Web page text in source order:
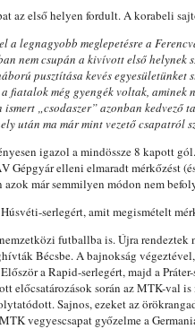
az első helyen fordult. A korabeli
a legnagyobb meglepetésre a
nem csupán a kivívott első helynek
pusztítása kevés egyesületünket
fiatalok még gyengék voltak, aminek
„csodaszer” azonban
után ma már mint vezető csapatról
igazol a mindössze 8 kapott
Gépgyár elleni elmaradt mérkőzést
már semmilyen módon nem
serlegért, amit megismételt
futballba is. Újra rendeztek
Bécsbe. A bajnokság
a Rapid-serlegért, majd a
előcsatározások során az MTK-val
Sajnos, ezeket az
vegyescsapat győzelme a